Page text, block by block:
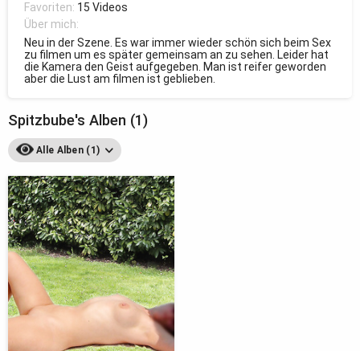
Favoriten: 15 Videos
Über mich:
Neu in der Szene. Es war immer wieder schön sich beim Sex
zu filmen um es später gemeinsam an zu sehen. Leider hat
die Kamera den Geist aufgegeben. Man ist reifer geworden
aber die Lust am filmen ist geblieben.
Spitzbube's Alben (1)
Alle Alben (1)